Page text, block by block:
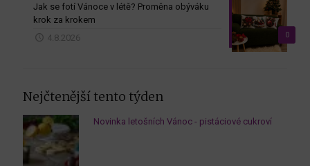
0
Jak se fotí Vánoce v létě? Proměna obýváku
krok za krokem
4.8.2026
Nejčtenější tento týden
Novinka letošních Vánoc - pistáciové cukroví